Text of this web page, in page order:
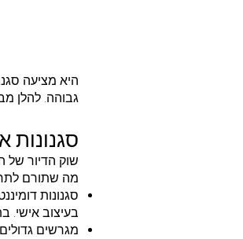
היא מציעה
גבוהה. להלן
סגנונות
שוק הדיור של
מה שתורם
סגנונות
בעיצוב אישי.
מגרשים